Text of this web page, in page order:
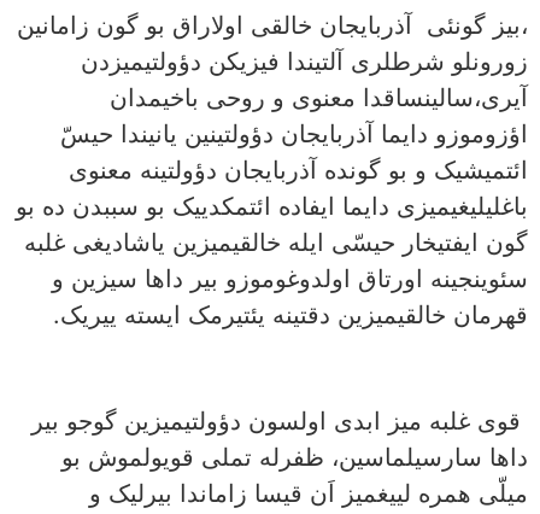
،بیز گونئی آذربایجان خالقی اولاراق بو گون زامانین
زورونلو شرطلری آلتیندا فیزیکن دؤولتیمیزدن
آیری،سالینساقدا معنوی و روحی باخیمدان
اؤزوموزو دایما آذربایجان دؤولتینین یانیندا حیسّ
ائتمیشیک و بو گونده آذربایجان دؤولتینه معنوی
باغلیلیغیمیزی دایما ایفاده ائتمکدییک بو سببدن ده بو
گون ایفتیخار حیسّی ایله خالقیمیزین یاشادیغی غلبه
سئوینجینه اورتاق اولدوغوموزو بیر داها سیزین و
قهرمان خالقیمیزین دقتینه یئتیرمک ایسته ییریک.
قوی غلبه میز ابدی اولسون دؤولتیمیزین گوجو بیر
داها سارسیلماسین، ظفرله تملی قویولموش بو
میلّی همره لییغمیز اَن قیسا زاماندا بیرلیک و